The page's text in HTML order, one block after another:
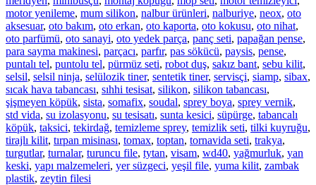
motor yenileme, mum silikon, nalbur ürünleri, nalburiye, neox, oto
aksesuar, oto bakım, oto erkan, oto kaporta, oto kokusu, oto nihat,
oto parfümü, oto sanayi, oto yedek parça, panç seti, papağan pense,
para sayma makinesi, parçacı, parfır, pas sökücü, paysis, pense,
puntalı tel, puntolu tel, pürmüz seti, robot duş, sakız bant, sebu kilit,
selsil, selsil ninja, selülozik tiner, sentetik tiner, servisçi, siamp, sibax,
sıcak hava tabancası, sıhhi tesisat, silikon, silikon tabancası,
şişmeyen köpük, sista, somafix, soudal, sprey boya, sprey vernik,
std vida, su izolasyonu, su tesisatı, sunta kesici, süpürge, tabancalı
köpük, taksici, tekirdağ, temizleme sprey, temizlik seti, tilki kuyruğu,
tirajlı kilit, tırpan misinası, tomax, toptan, tornavida seti, trakya,
turgutlar, turnalar, turuncu file, tytan, visam, wd40, yağmurluk, yan
keski, yapı malzemeleri, yer süzgeci, yeşil file, yuma kilit, zambak
plastik, zeytin filesi